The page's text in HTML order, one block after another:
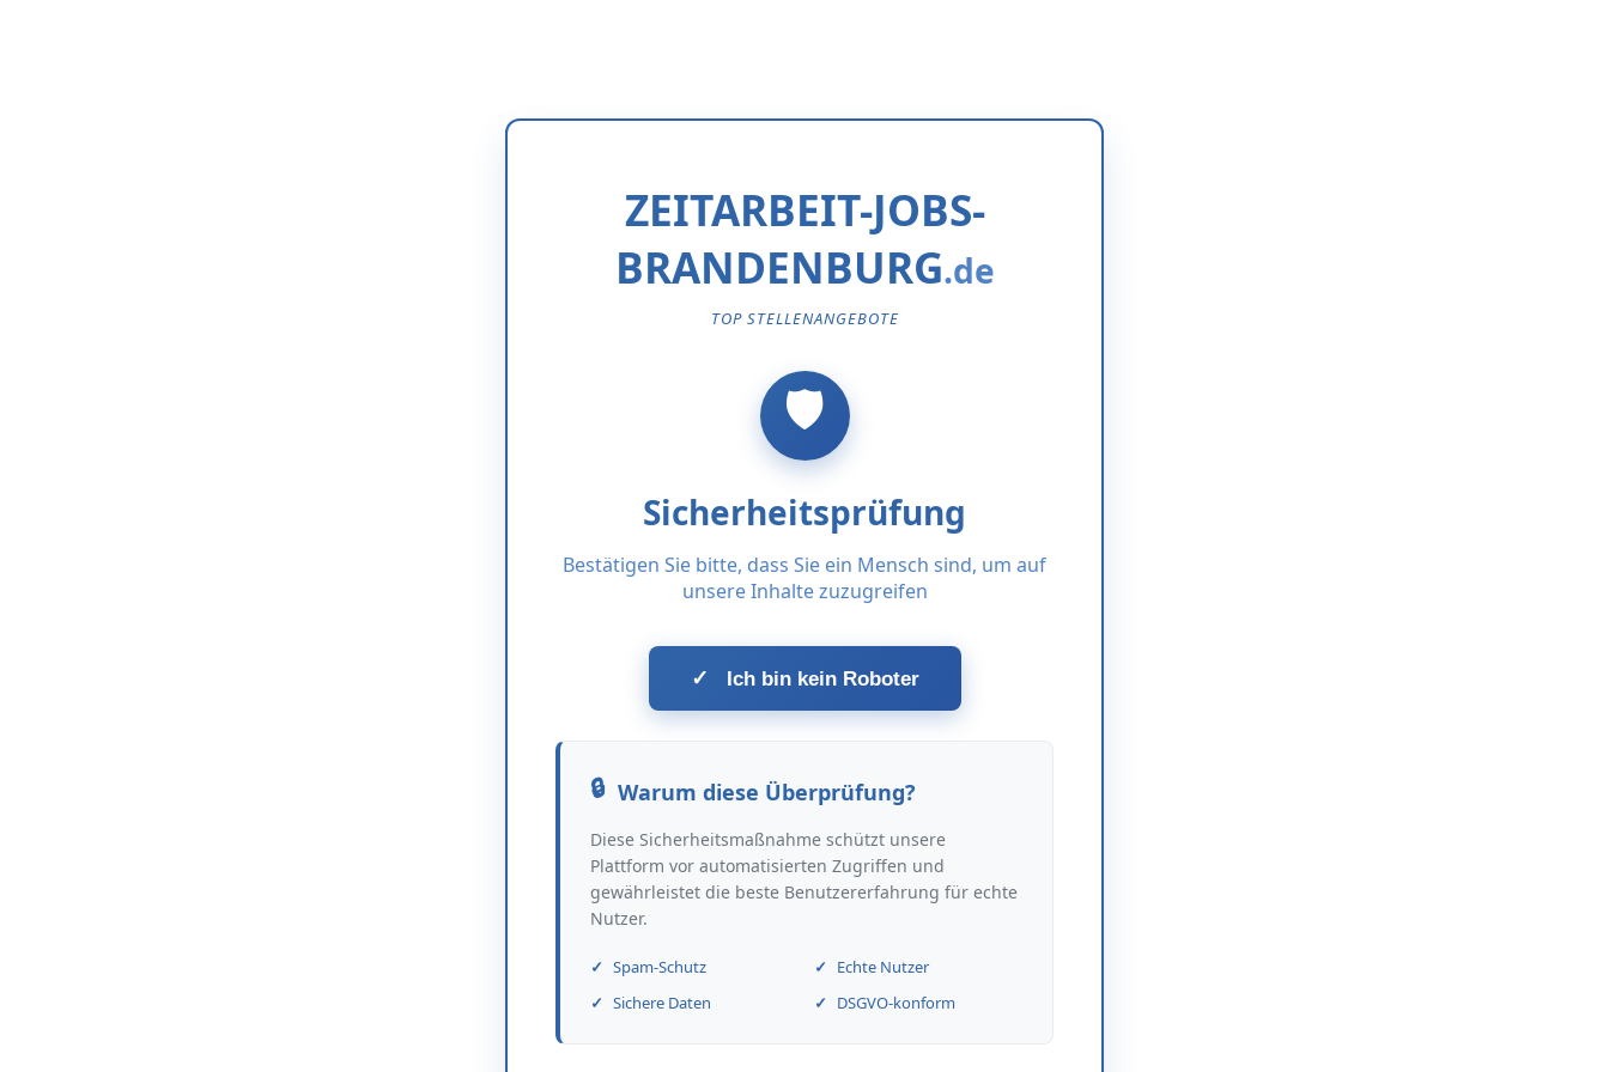
ZEITARBEIT-JOBS-
BRANDENBURG
TOP STELLENANGEBOTE
Sicherheitsprüfung
Bestätigen Sie bitte, dass Sie ein Mensch sind, um auf
unsere Inhalte zuzugreifen
✓ Ich bin kein Roboter
Warum diese Überprüfung?
Diese Sicherheitsmaßnahme schützt unsere
Plattform vor automatisierten Zugriffen und
gewährleistet die beste Benutzererfahrung für echte
Nutzer.
Spam-Schutz
Echte Nutzer
Sichere Daten
DSGVO-konform